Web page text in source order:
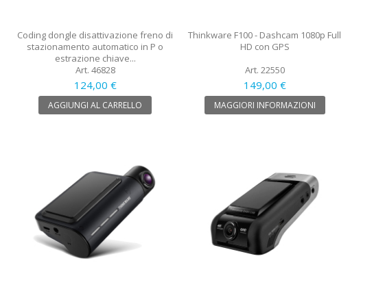
Coding dongle disattivazione freno di
stazionamento automatico in P o
estrazione chiave...
Art. 46828
124,00 €
AGGIUNGI AL CARRELLO
Thinkware F100 - Dashcam 1080p Full
HD con GPS
Art. 22550
149,00 €
MAGGIORI INFORMAZIONI